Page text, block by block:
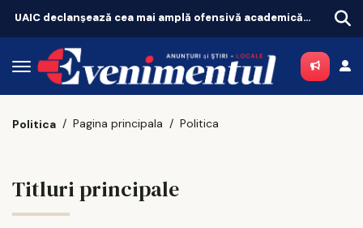
UAIC declanșează cea mai amplă ofensivă academică a anului
Politica Pagina principala Politica
Titluri principale